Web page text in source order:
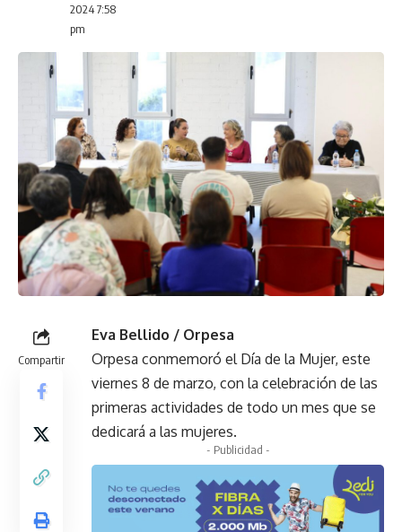
2024 7:58
pm
Compartir
Eva Bellido / Orpesa
Orpesa conmemoró el Día de la Mujer, este
viernes 8 de marzo, con la celebración de las
primeras actividades de todo un mes que se
dedicará a las mujeres.
- Publicidad -